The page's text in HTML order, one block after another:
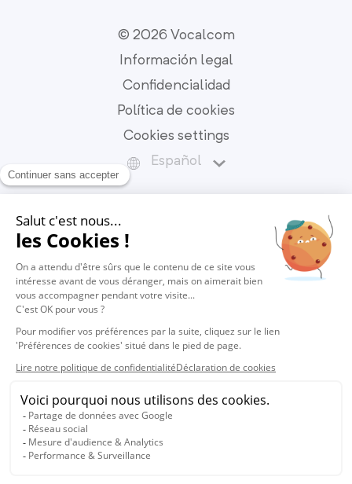
© 2026 Vocalcom
Información legal
Confidencialidad
Política de cookies
Cookies settings
Español